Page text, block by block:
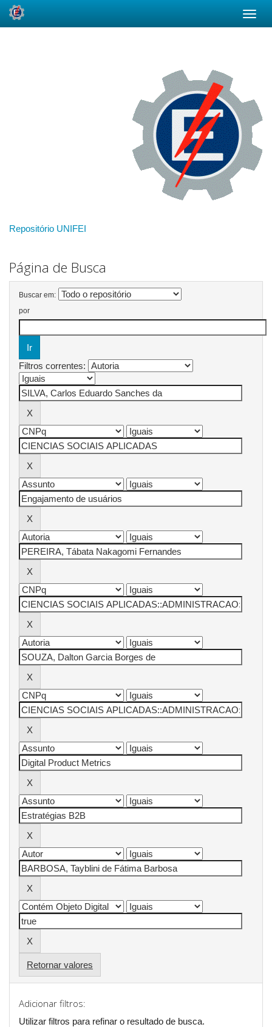
Repositório UNIFEI
Página de Busca
Buscar em:
por
Filtros correntes:
Retornar valores
Adicionar filtros:
Utilizar filtros para refinar o resultado de busca.